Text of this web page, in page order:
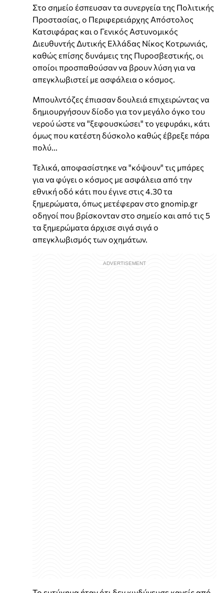
Στο σημείο έσπευσαν τα συνεργεία της Πολιτικής
Προστασίας, ο Περιφερειάρχης Απόστολος
Κατσιφάρας και ο Γενικός Αστυνομικός
Διευθυντής Δυτικής Ελλάδας Νίκος Κοτρωνιάς,
καθώς επίσης δυνάμεις της Πυροσβεστικής, οι
οποίοι προσπαθούσαν να βρουν λύση για να
απεγκλωβιστεί με ασφάλεια ο κόσμος.
Μπουλντόζες έπιασαν δουλειά επιχειρώντας να
δημιουργήσουν δίοδο για τον μεγάλο όγκο του
νερού ώστε να "ξεφουσκώσει" το γεφυράκι, κάτι
όμως που κατέστη δύσκολο καθώς έβρεξε πάρα
πολύ...
Τελικά, αποφασίστηκε να "κόψουν" τις μπάρες
για να φύγει ο κόσμος με ασφάλεια από την
εθνική οδό κάτι που έγινε στις 4.30 τα
ξημερώματα, όπως μετέφεραν στο gnomip.gr
οδηγοί που βρίσκονταν στο σημείο και από τις 5
τα ξημερώματα άρχισε σιγά σιγά ο
απεγκλωβισμός των οχημάτων.